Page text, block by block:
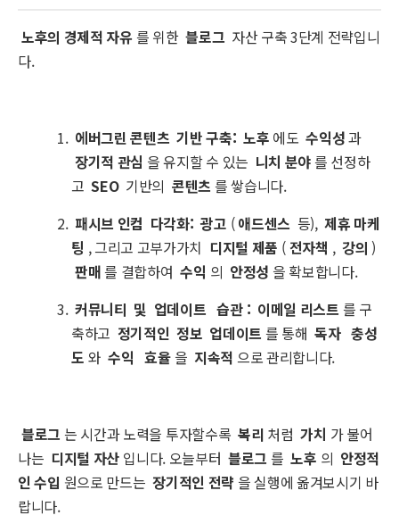
노후의 경제적 자유 를 위한 블로그 자산 구축 3단계 전략입니
다.
에버그린 콘텐츠 기반 구축: 노후 에도 수익성과
장기적 관심 을 유지할 수 있는 니치 분야를 선정하
고 SEO 기반의 콘텐츠 를 쌓습니다.
패시브 인컴 다각화: 광고 (애드센스 등), 제휴 마케
팅 , 그리고 고부가가치 디지털 제품 ( 전자책 , 강의 )
판매를 결합하여 수익 의 안정성 을 확보합니다.
커뮤니티 및 업데이트 습관 : 이메일 리스트 를 구
축하고 정기적인 정보 업데이트 를 통해 독자 충성
도 와 수익 효율 을 지속적 으로 관리합니다.
블로그 는 시간과 노력을 투자할수록 복리 처럼 가치 가 불어
나는 디지털 자산 입니다. 오늘부터 블로그 를 노후 의 안정적
인 수입 원으로 만드는 장기적인 전략 을 실행에 옮겨보시기 바
랍니다.